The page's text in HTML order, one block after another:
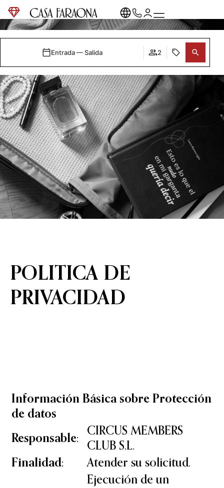
Entrada — Salida 2
POLITICA DE
PRIVACIDAD
Información Básica sobre Protección
de datos
Responsable:
CIRCUS MEMBERS
CLUB S.L.
Finalidad:
Atender su solicitud.
Ejecución de un